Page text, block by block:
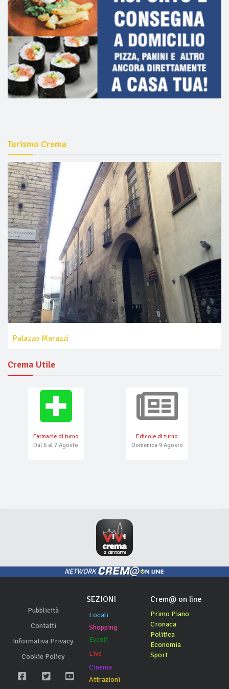
Turismo Crema
Palazzo Marazzi
Crema Utile
Farmacie di turno
Dal 6 al 7 Agosto
Edicole di turno
Domenica 9 Agosto
NETWORK
Pubblicità
Contatti
Informativa Privacy
Cookie Policy
SEZIONI
Locali
Shopping
Eventi
Live
Cinema
Attrazioni
Crem@ on line
Primo Piano
Cronaca
Politica
Economia
Sport